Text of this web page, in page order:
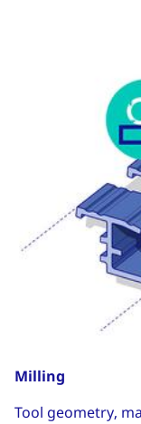
Milling
Tool geometry,